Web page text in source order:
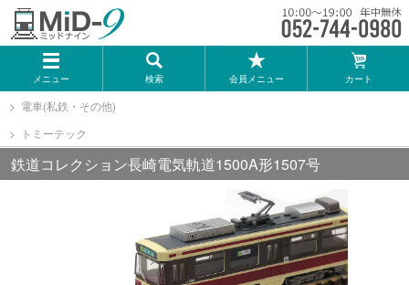
メニュー 検索 会員メニュー カート
メーカー一覧
TOMIX
KATO
電車(私鉄・その他)
トミーテック
鉄道コレクション長崎電気軌道1500A形1507号